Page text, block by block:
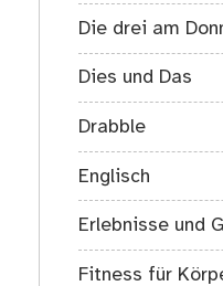
Die drei am
Dies und Das
Drabble
Englisch
Erlebnisse und
Fitness für